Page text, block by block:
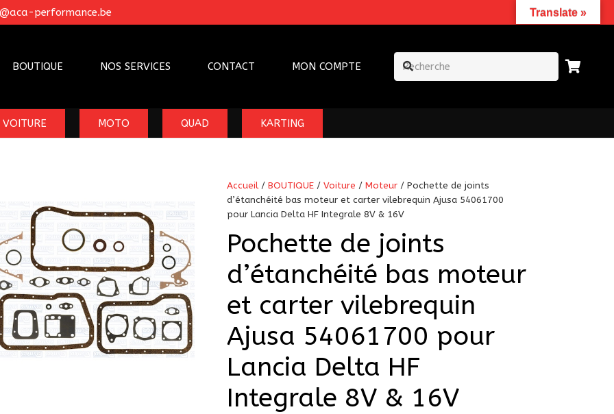
performance.be
BOUTIQUE NOS SERVICES CONTACT MON COMPTE
VOITURE MOTO QUAD KARTING
Accueil/ BOUTIQUE/ Voiture / Moteur/ Pochette de joints
d’étanchéité bas moteur et carter vilebrequin Ajusa 54061700
pour Lancia Delta HF Integrale 8V & 16V
Pochette de joints
d’étanchéité bas moteur
et carter vilebrequin
Ajusa 54061700 pour
Lancia Delta HF
Integrale 8V & 16V
Translate »